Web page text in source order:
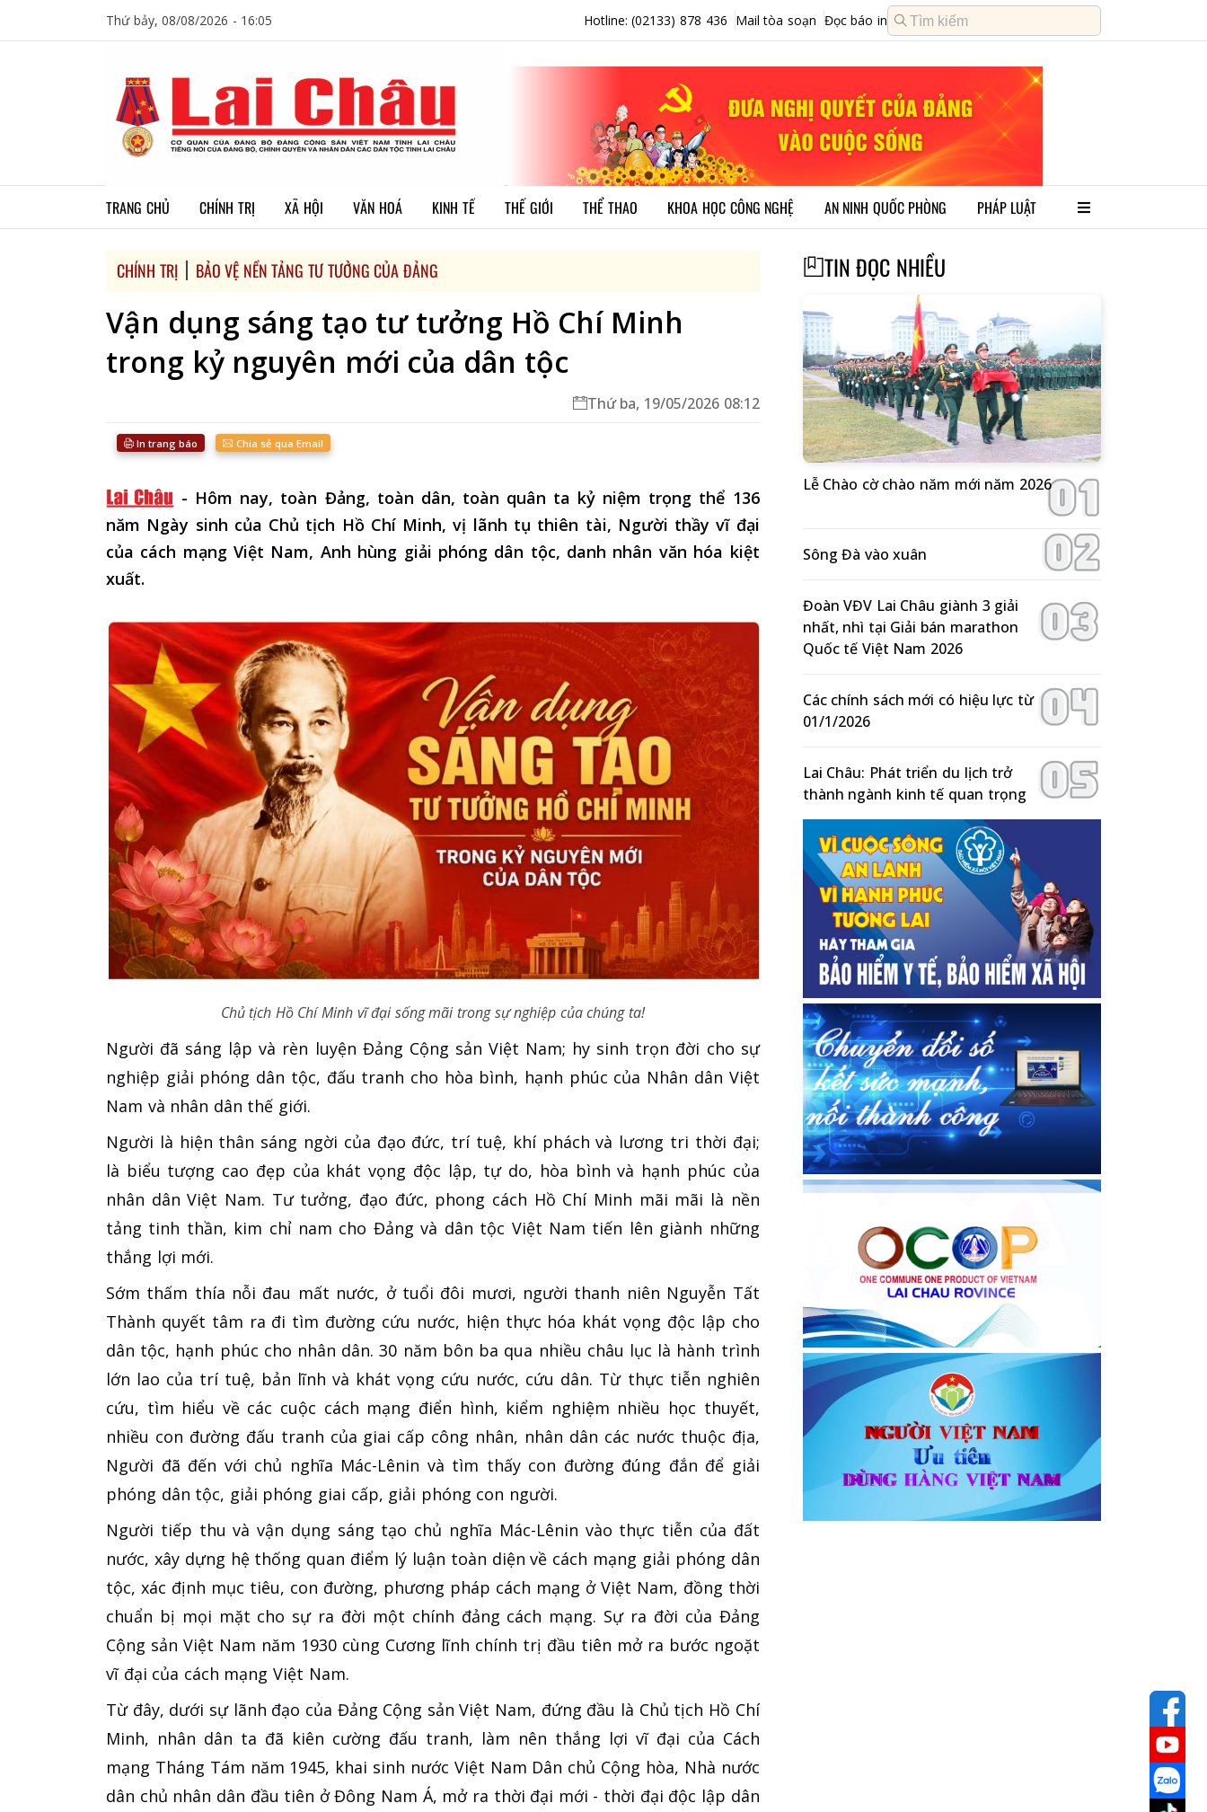
Thứ bảy, 08/08/2026 - 16:05 Hotline: (02133) 878 436 Mail tòa soạn Đọc báo in
TRANG CHỦ CHÍNH TRỊ XÃ HỘI VĂN HOÁ KINH TẾ THẾ GIỚI THỂ THAO KHOA HỌC CÔNG NGHỆ AN NINH QUỐC PHÒNG PHÁP LUẬT
CHÍNH TRỊ BẢO VỆ NỀN TẢNG TƯ TƯỞNG CỦA ĐẢNG
Vận dụng sáng tạo tư tưởng Hồ Chí Minh
trong kỷ nguyên mới của dân tộc
Thứ ba, 19/05/2026 08:12
In trang báo Chia sẻ qua Email
- Hôm nay, toàn Đảng, toàn dân, toàn quân ta kỷ niệm trọng thể 136
năm Ngày sinh của Chủ tịch Hồ Chí Minh, vị lãnh tụ thiên tài, Người thầy vĩ đại
của cách mạng Việt Nam, Anh hùng giải phóng dân tộc, danh nhân văn hóa kiệt
xuất.
Chủ tịch Hồ Chí Minh vĩ đại sống mãi trong sự nghiệp của chúng ta!
Người đã sáng lập và rèn luyện Đảng Cộng sản Việt Nam; hy sinh trọn đời cho sự
nghiệp giải phóng dân tộc, đấu tranh cho hòa bình, hạnh phúc của Nhân dân Việt
Nam và nhân dân thế giới.
Người là hiện thân sáng ngời của đạo đức, trí tuệ, khí phách và lương tri thời đại;
là biểu tượng cao đẹp của khát vọng độc lập, tự do, hòa bình và hạnh phúc của
nhân dân Việt Nam. Tư tưởng, đạo đức, phong cách Hồ Chí Minh mãi mãi là nền
tảng tinh thần, kim chỉ nam cho Đảng và dân tộc Việt Nam tiến lên giành những
thắng lợi mới.
Sớm thấm thía nỗi đau mất nước, ở tuổi đôi mươi, người thanh niên Nguyễn Tất
Thành quyết tâm ra đi tìm đường cứu nước, hiện thực hóa khát vọng độc lập cho
dân tộc, hạnh phúc cho nhân dân. 30 năm bôn ba qua nhiều châu lục là hành trình
lớn lao của trí tuệ, bản lĩnh và khát vọng cứu nước, cứu dân. Từ thực tiễn nghiên
cứu, tìm hiểu về các cuộc cách mạng điển hình, kiểm nghiệm nhiều học thuyết,
nhiều con đường đấu tranh của giai cấp công nhân, nhân dân các nước thuộc địa,
Người đã đến với chủ nghĩa Mác-Lênin và tìm thấy con đường đúng đắn để giải
phóng dân tộc, giải phóng giai cấp, giải phóng con người.
Người tiếp thu và vận dụng sáng tạo chủ nghĩa Mác-Lênin vào thực tiễn của đất
nước, xây dựng hệ thống quan điểm lý luận toàn diện về cách mạng giải phóng dân
tộc, xác định mục tiêu, con đường, phương pháp cách mạng ở Việt Nam, đồng thời
chuẩn bị mọi mặt cho sự ra đời một chính đảng cách mạng. Sự ra đời của Đảng
Cộng sản Việt Nam năm 1930 cùng Cương lĩnh chính trị đầu tiên mở ra bước ngoặt
vĩ đại của cách mạng Việt Nam.
Từ đây, dưới sự lãnh đạo của Đảng Cộng sản Việt Nam, đứng đầu là Chủ tịch Hồ Chí
Minh, nhân dân ta đã kiên cường đấu tranh, làm nên thắng lợi vĩ đại của Cách
mạng Tháng Tám năm 1945, khai sinh nước Việt Nam Dân chủ Cộng hòa, Nhà nước
dân chủ nhân dân đầu tiên ở Đông Nam Á, mở ra thời đại mới - thời đại độc lập dân
TIN ĐỌC NHIỀU
Lễ Chào cờ chào năm mới năm 2026
Sông Đà vào xuân
Đoàn VĐV Lai Châu giành 3 giải
nhất, nhì tại Giải bán marathon
Quốc tế Việt Nam 2026
Các chính sách mới có hiệu lực từ
01/1/2026
Lai Châu: Phát triển du lịch trở
thành ngành kinh tế quan trọng